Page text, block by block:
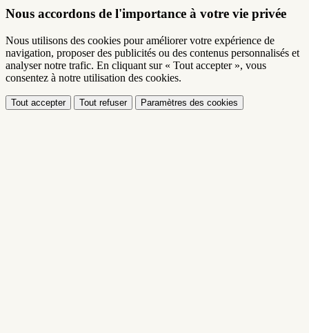
Nous accordons de l'importance à votre vie privée
Nous utilisons des cookies pour améliorer votre expérience de
navigation, proposer des publicités ou des contenus personnalisés et
analyser notre trafic. En cliquant sur « Tout accepter », vous
consentez à notre utilisation des cookies.
Tout accepter Tout refuser Paramètres des cookies